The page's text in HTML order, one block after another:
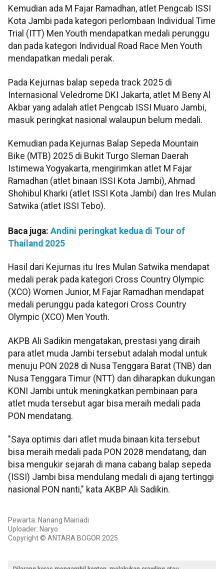
Kemudian ada M Fajar Ramadhan, atlet Pengcab ISSI
Kota Jambi pada kategori perlombaan Individual Time
Trial (ITT) Men Youth mendapatkan medali perunggu
dan pada kategori Individual Road Race Men Youth
mendapatkan medali perak.
Pada Kejurnas balap sepeda track 2025 di
Internasional Veledrome DKI Jakarta, atlet M Beny Al
Akbar yang adalah atlet Pengcab ISSI Muaro Jambi,
masuk peringkat nasional walaupun belum medali.
Kemudian pada Kejurnas Balap Sepeda Mountain
Bike (MTB) 2025 di Bukit Turgo Sleman Daerah
Istimewa Yogyakarta, mengirimkan atlet M Fajar
Ramadhan (atlet binaan ISSI Kota Jambi), Ahmad
Shohibul Kharki (atlet ISSI Kota Jambi) dan Ires Mulan
Satwika (atlet ISSI Tebo).
Baca juga: Andini peringkat kedua di Tour of
Thailand 2025
Hasil dari Kejurnas itu Ires Mulan Satwika mendapat
medali perak pada kategori Cross Country Olympic
(XCO) Women Junior, M Fajar Ramadhan mendapat
medali perunggu pada kategori Cross Country
Olympic (XCO) Men Youth.
AKPB Ali Sadikin mengatakan, prestasi yang diraih
para atlet muda Jambi tersebut adalah modal untuk
menuju PON 2028 di Nusa Tenggara Barat (TNB) dan
Nusa Tenggara Timur (NTT) dan diharapkan dukungan
KONI Jambi untuk meningkatkan pembinaan para
atlet muda tersebut agar bisa meraih medali pada
PON mendatang.
"Saya optimis dari atlet muda binaan kita tersebut
bisa meraih medali pada PON 2028 mendatang, dan
bisa mengukir sejarah di mana cabang balap sepeda
(ISSI) Jambi bisa mendulang medali di ajang tertinggi
nasional PON nanti," kata AKBP Ali Sadikin.
Pewarta: Nanang Mairiadi
Uploader: Naryo
Copyright © ANTARA BOGOR 2025